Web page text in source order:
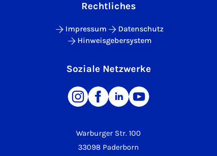
Warburger Str. 100
33098 Paderborn
Rechtliches
Impressum
Datenschutz
Hinweisgebersystem
Soziale Netzwerke